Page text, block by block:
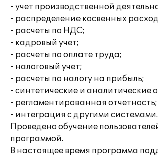
- учет производственной
- распределение косвенных
- расчеты по НДС;
- кадровый учет;
- расчеты по оплате труда;
- налоговый учет;
- расчеты по налогу на прибыль;
- синтетические и аналитические
- регламентированная отчетность;
- интеграция с другими системами.
Проведено обучение
программой.
В настоящее время программа